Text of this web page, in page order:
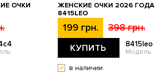
ОЧКИ
ЖЕНСКИЕ ОЧКИ 2026 ГОДА
8415LEO
199 грн. 398 грн.
КУПИТЬ 8415leo
Модель
в наличии